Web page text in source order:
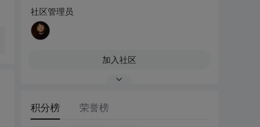
社区管理员
加入社区
积分榜 荣誉榜